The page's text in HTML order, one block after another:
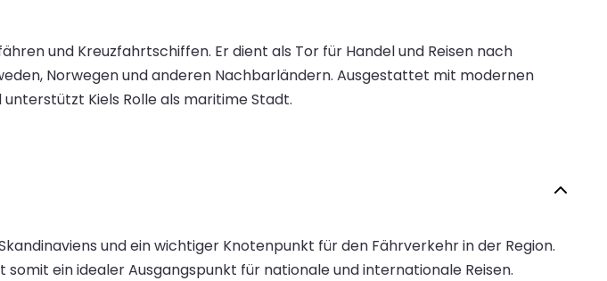
und Kreuzfahrtschiffen. Er dient als Tor für Handel und Reisen nach
Norwegen und anderen Nachbarländern. Ausgestattet mit modernen
Kiels Rolle als maritime Stadt.
und ein wichtiger Knotenpunkt für den Fährverkehr in der Region.
ein idealer Ausgangspunkt für nationale und internationale Reisen.